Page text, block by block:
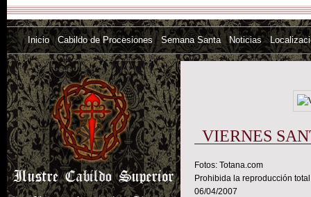
Inicio Cabildo de Procesiones Semana Santa Noticias
VIERNES
Fotos: Totana.com
Prohibida la reproducción
06/04/2007